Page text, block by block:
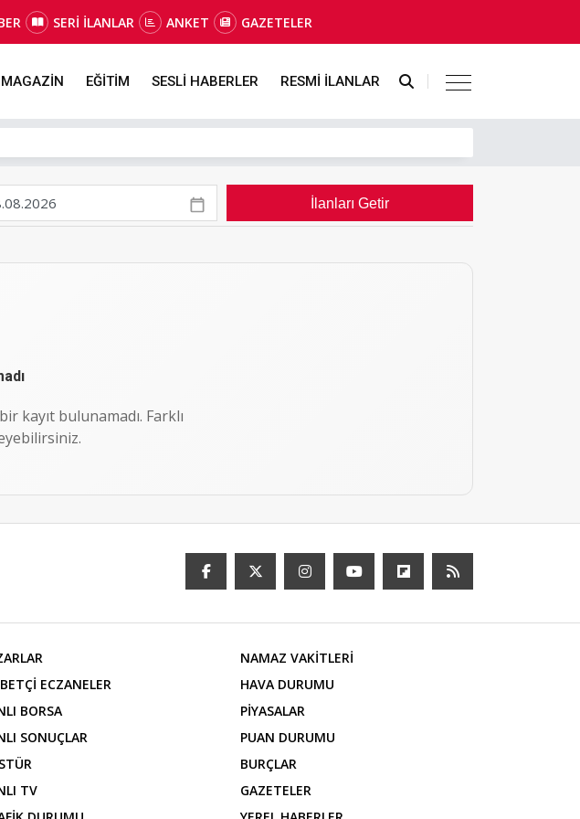
SERİ İLANLAR ANKET GAZETELER
MAGAZİN EĞİTİM SESLİ HABERLER RESMİ İLANLAR
İlanları Getir
kayıt bulunamadı. Farklı
ECZANELER
BORSA
SONUÇLAR
TV
NAMAZ VAKİTLERİ
HAVA DURUMU
PİYASALAR
PUAN DURUMU
BURÇLAR
GAZETELER